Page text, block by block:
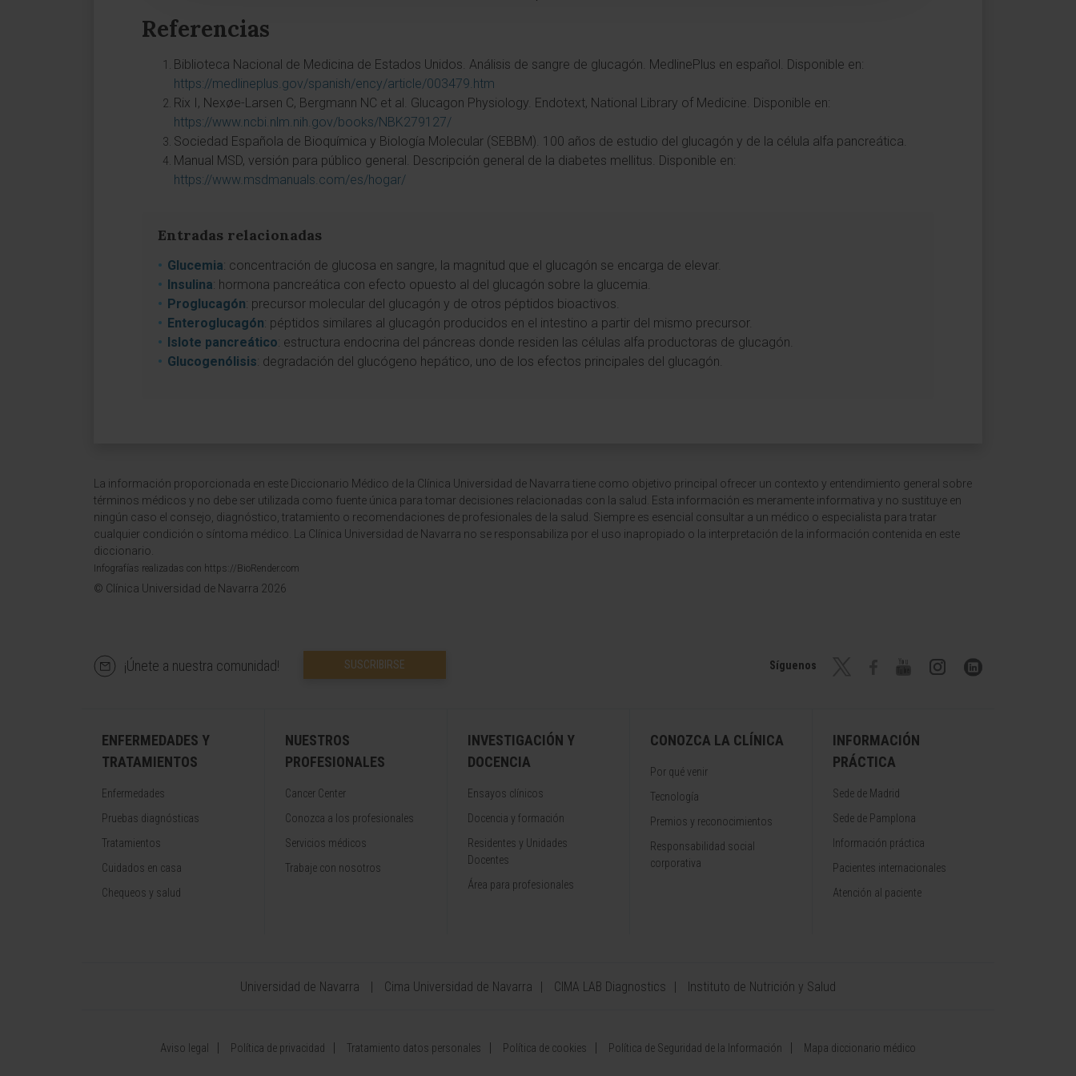
Referencias
Biblioteca Nacional de Medicina de Estados Unidos. Análisis de sangre de glucagón. MedlinePlus en español. Disponible en:
https://medlineplus.gov/spanish/ency/article/003479.htm
Rix I, Nexøe-Larsen C, Bergmann NC et al. Glucagon Physiology. Endotext, National Library of Medicine. Disponible en:
https://www.ncbi.nlm.nih.gov/books/NBK279127/
Sociedad Española de Bioquímica y Biología Molecular (SEBBM). 100 años de estudio del glucagón y de la célula alfa pancreática.
Manual MSD, versión para público general. Descripción general de la diabetes mellitus. Disponible en:
https://www.msdmanuals.com/es/hogar/
Entradas relacionadas
Glucemia: concentración de glucosa en sangre, la magnitud que el glucagón se encarga de elevar.
Insulina: hormona pancreática con efecto opuesto al del glucagón sobre la glucemia.
Proglucagón: precursor molecular del glucagón y de otros péptidos bioactivos.
Enteroglucagón: péptidos similares al glucagón producidos en el intestino a partir del mismo precursor.
Islote pancreático: estructura endocrina del páncreas donde residen las células alfa productoras de glucagón.
Glucogenólisis: degradación del glucógeno hepático, uno de los efectos principales del glucagón.
La información proporcionada en este Diccionario Médico de la Clínica Universidad de Navarra tiene como objetivo principal ofrecer un contexto y entendimiento general sobre
términos médicos y no debe ser utilizada como fuente única para tomar decisiones relacionadas con la salud. Esta información es meramente informativa y no sustituye en
ningún caso el consejo, diagnóstico, tratamiento o recomendaciones de profesionales de la salud. Siempre es esencial consultar a un médico o especialista para tratar
cualquier condición o síntoma médico. La Clínica Universidad de Navarra no se responsabiliza por el uso inapropiado o la interpretación de la información contenida en este
diccionario.
Infografías realizadas con https://BioRender.com
© Clínica Universidad de Navarra 2026
¡Únete a nuestra comunidad! SUSCRIBIRSE Síguenos
ENFERMEDADES Y
TRATAMIENTOS
Enfermedades
Pruebas diagnósticas
Tratamientos
Cuidados en casa
Chequeos y salud
NUESTROS
PROFESIONALES
Cancer Center
Conozca a los profesionales
Servicios médicos
Trabaje con nosotros
INVESTIGACIÓN Y
DOCENCIA
Ensayos clínicos
Docencia y formación
Residentes y Unidades
Docentes
Área para profesionales
CONOZCA LA CLÍNICA
Por qué venir
Tecnología
Premios y reconocimientos
Responsabilidad social
corporativa
INFORMACIÓN
PRÁCTICA
Sede de Madrid
Sede de Pamplona
Información práctica
Pacientes internacionales
Atención al paciente
Universidad de Navarra Cima Universidad de Navarra CIMA LAB Diagnostics Instituto de Nutrición y Salud
Aviso legal Política de privacidad Tratamiento datos personales Política de cookies Política de Seguridad de la Información Mapa diccionario médico